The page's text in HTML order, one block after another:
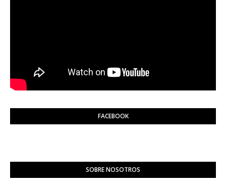
FACEBOOK
SOBRE NOSOTROS